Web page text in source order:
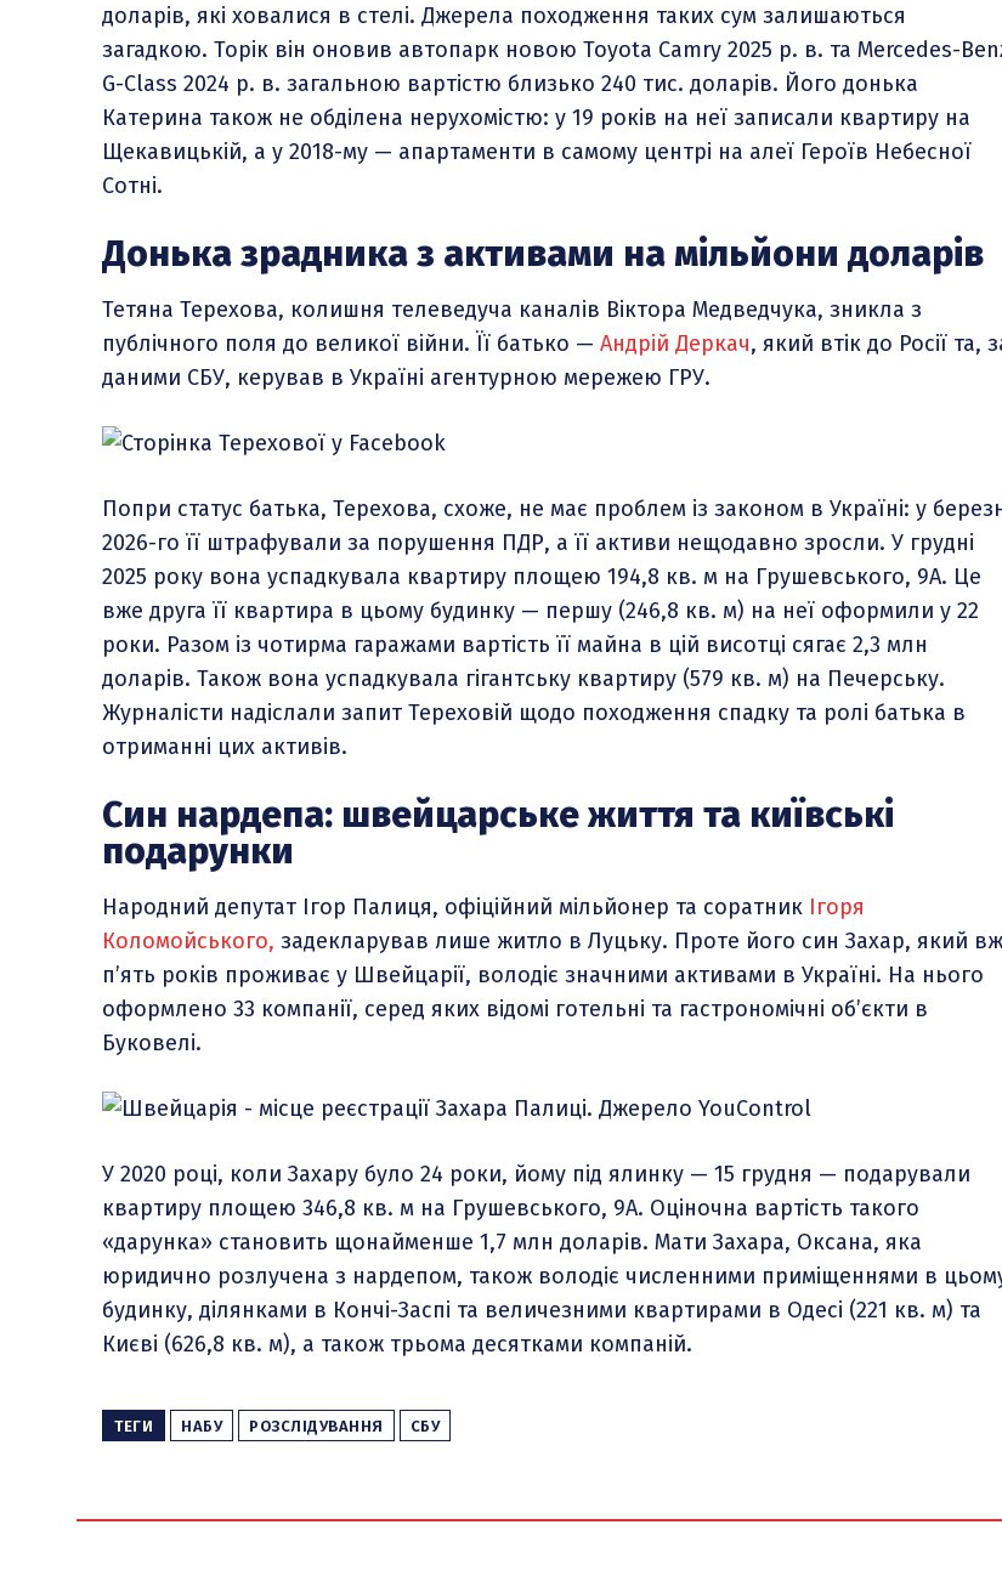
доларів, які ховалися в стелі. Джерела походження таких сум залишаються
загадкою. Торік він оновив автопарк новою Toyota Camry 2025 р. в. та Mercedes-
G-Class 2024 р. в. загальною вартістю близько 240 тис. доларів. Його донька
Катерина також не обділена нерухомістю: у 19 років на неї записали квартиру на
Щекавицькій, а у 2018-му — апартаменти в самому центрі на алеї Героїв Небесної
Сотні.
Донька зрадника з активами на мільйони доларів
Тетяна Терехова, колишня телеведуча каналів Віктора Медведчука, зникла з
публічного поля до великої війни. Її батько — Андрій Деркач, який втік до Росії та,
даними СБУ, керував в Україні агентурною мережею ГРУ.
Попри статус батька, Терехова, схоже, не має проблем із законом в Україні: у
2026-го її штрафували за порушення ПДР, а її активи нещодавно зросли. У грудні
2025 року вона успадкувала квартиру площею 194,8 кв. м на Грушевського, 9А. Це
вже друга її квартира в цьому будинку — першу (246,8 кв. м) на неї оформили у 22
роки. Разом із чотирма гаражами вартість її майна в цій висотці сягає 2,3 млн
доларів. Також вона успадкувала гігантську квартиру (579 кв. м) на Печерську.
Журналісти надіслали запит Тереховій щодо походження спадку та ролі батька в
отриманні цих активів.
Син нардепа: швейцарське життя та київські
подарунки
Народний депутат Ігор Палиця, офіційний мільйонер та соратник Ігоря
Коломойського, задекларував лише житло в Луцьку. Проте його син Захар, який
п’ять років проживає у Швейцарії, володіє значними активами в Україні. На нього
оформлено 33 компанії, серед яких відомі готельні та гастрономічні об’єкти в
Буковелі.
У 2020 році, коли Захару було 24 роки, йому під ялинку — 15 грудня — подарували
квартиру площею 346,8 кв. м на Грушевського, 9А. Оціночна вартість такого
«дарунка» становить щонайменше 1,7 млн доларів. Мати Захара, Оксана, яка
юридично розлучена з нардепом, також володіє численними приміщеннями в
будинку, ділянками в Кончі-Заспі та величезними квартирами в Одесі (221 кв. м) та
Києві (626,8 кв. м), а також трьома десятками компаній.
ТЕГИ НАБУ РОЗСЛІДУВАННЯ СБУ